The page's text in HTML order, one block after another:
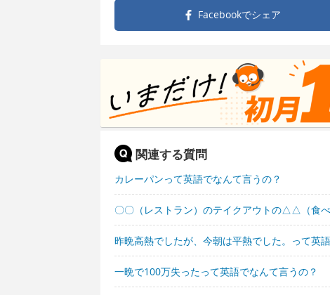
Facebookでシェア
関連する質問
カレーパンって英語でなんて言うの？
〇〇（レストラン）のテイクアウトの△△（食
昨晩高熱でしたが、今朝は平熱でした。って英
一晩で100万失ったって英語でなんて言うの？